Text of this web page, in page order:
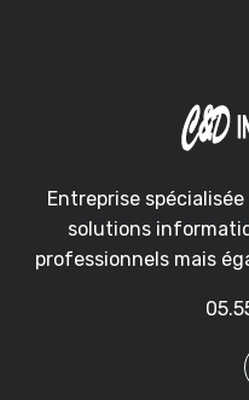
Entreprise
solutions
professionnels mais